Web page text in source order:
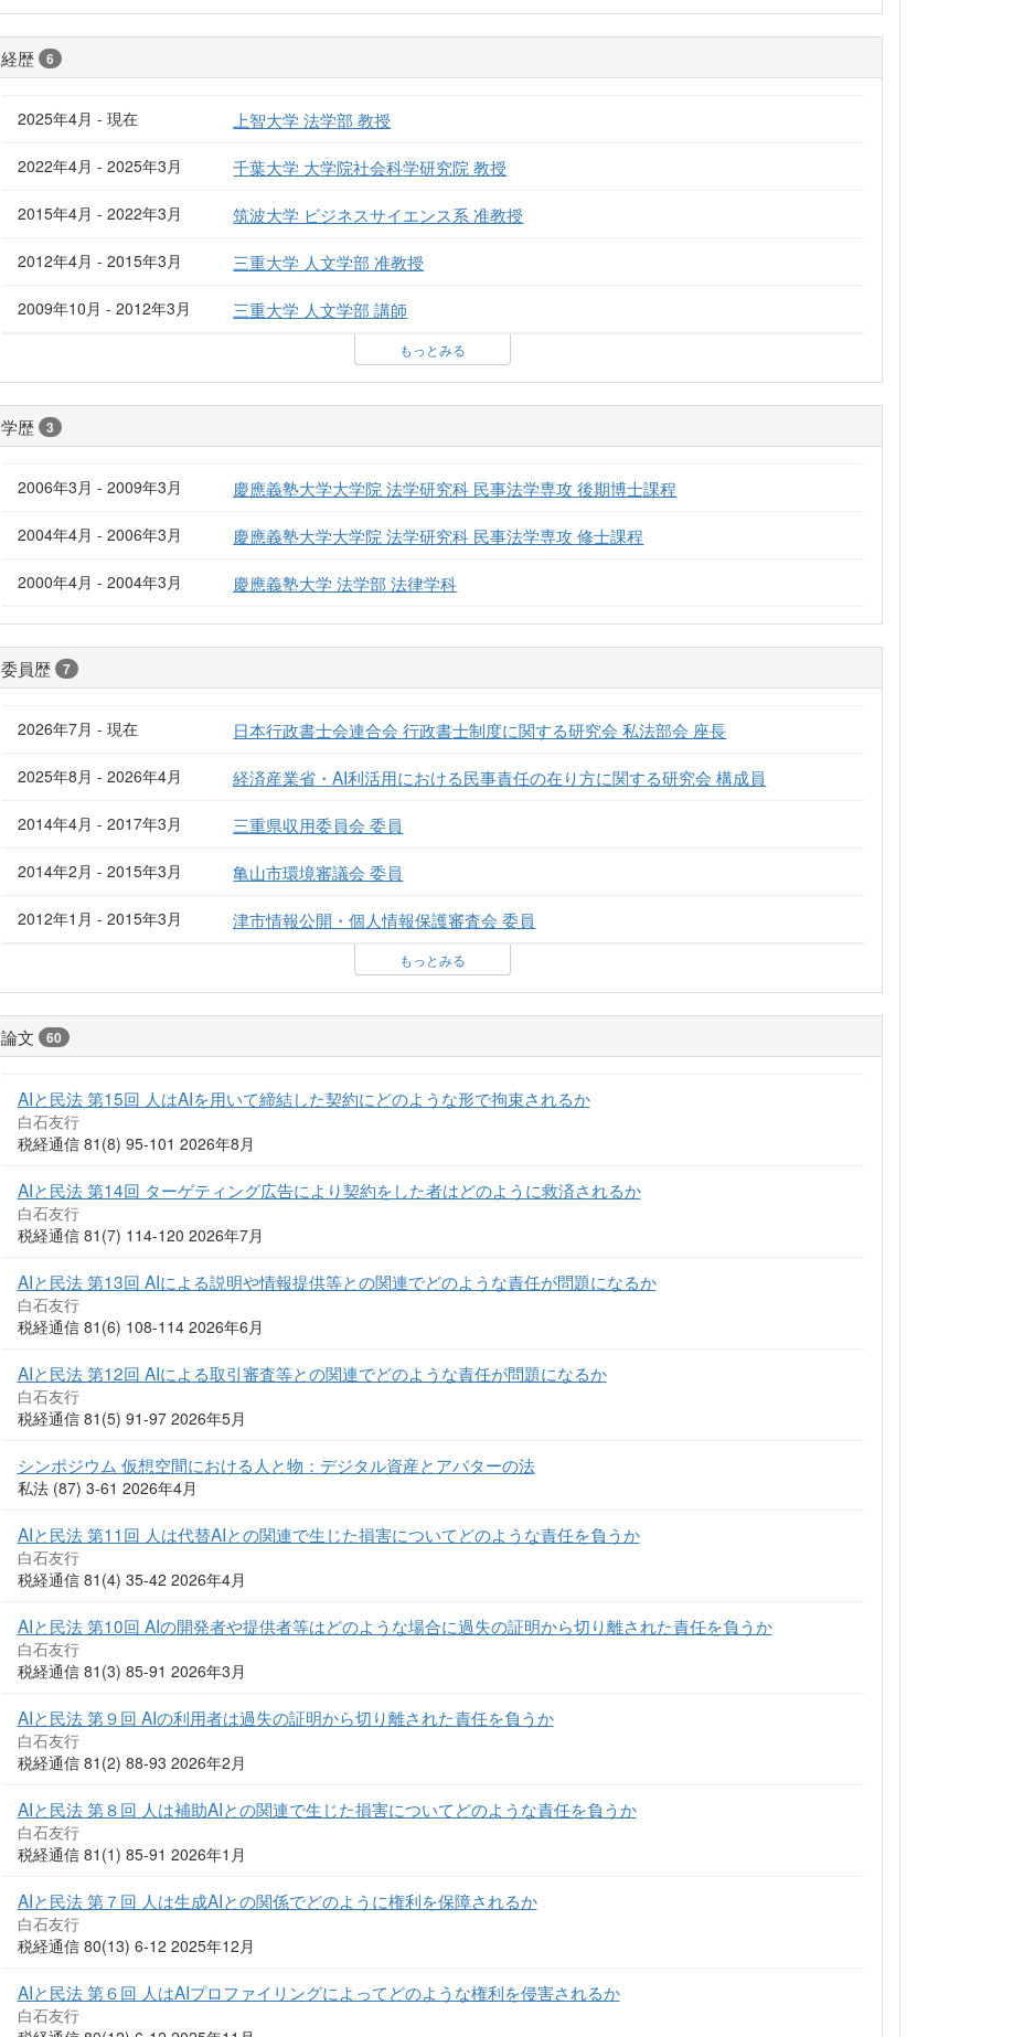
経歴 6
2025年4月 - 現在 上智大学 法学部 教授
2022年4月 - 2025年3月 千葉大学 大学院社会科学研究院 教授
2015年4月 - 2022年3月 筑波大学 ビジネスサイエンス系 准教授
2012年4月 - 2015年3月 三重大学 人文学部 准教授
2009年10月 - 2012年3月 三重大学 人文学部 講師
もっとみる
学歴 3
2006年3月 - 2009年3月 慶應義塾大学大学院 法学研究科 民事法学専攻 後期博士課程
2004年4月 - 2006年3月 慶應義塾大学大学院 法学研究科 民事法学専攻 修士課程
2000年4月 - 2004年3月 慶應義塾大学 法学部 法律学科
委員歴 7
2026年7月 - 現在 日本行政書士会連合会 行政書士制度に関する研究会 私法部会 座長
2025年8月 - 2026年4月 経済産業省・AI利活用における民事責任の在り方に関する研究会 構成員
2014年4月 - 2017年3月 三重県収用委員会 委員
2014年2月 - 2015年3月 亀山市環境審議会 委員
2012年1月 - 2015年3月 津市情報公開・個人情報保護審査会 委員
もっとみる
論文 60
AIと民法 第15回 人はAIを用いて締結した契約にどのような形で拘束されるか
白石友行
税経通信 81(8) 95-101 2026年8月
AIと民法 第14回 ターゲティング広告により契約をした者はどのように救済されるか
白石友行
税経通信 81(7) 114-120 2026年7月
AIと民法 第13回 AIによる説明や情報提供等との関連でどのような責任が問題になるか
白石友行
税経通信 81(6) 108-114 2026年6月
AIと民法 第12回 AIによる取引審査等との関連でどのような責任が問題になるか
白石友行
税経通信 81(5) 91-97 2026年5月
シンポジウム 仮想空間における人と物：デジタル資産とアバターの法
私法 (87) 3-61 2026年4月
AIと民法 第11回 人は代替AIとの関連で生じた損害についてどのような責任を負うか
白石友行
税経通信 81(4) 35-42 2026年4月
AIと民法 第10回 AIの開発者や提供者等はどのような場合に過失の証明から切り離された責任を負うか
白石友行
税経通信 81(3) 85-91 2026年3月
AIと民法 第９回 AIの利用者は過失の証明から切り離された責任を負うか
白石友行
税経通信 81(2) 88-93 2026年2月
AIと民法 第８回 人は補助AIとの関連で生じた損害についてどのような責任を負うか
白石友行
税経通信 81(1) 85-91 2026年1月
AIと民法 第７回 人は生成AIとの関係でどのように権利を保障されるか
白石友行
税経通信 80(13) 6-12 2025年12月
AIと民法 第６回 人はAIプロファイリングによってどのような権利を侵害されるか
白石友行